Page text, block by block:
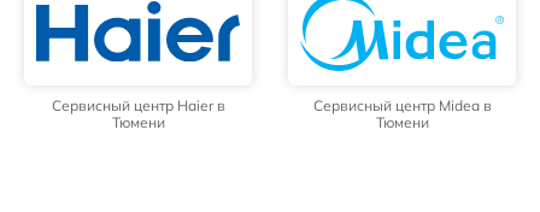
Сервисный центр Haier в
Тюмени
Сервисный центр Midea в
Тюмени